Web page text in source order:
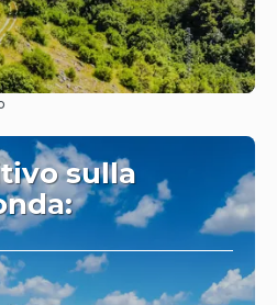
sulla